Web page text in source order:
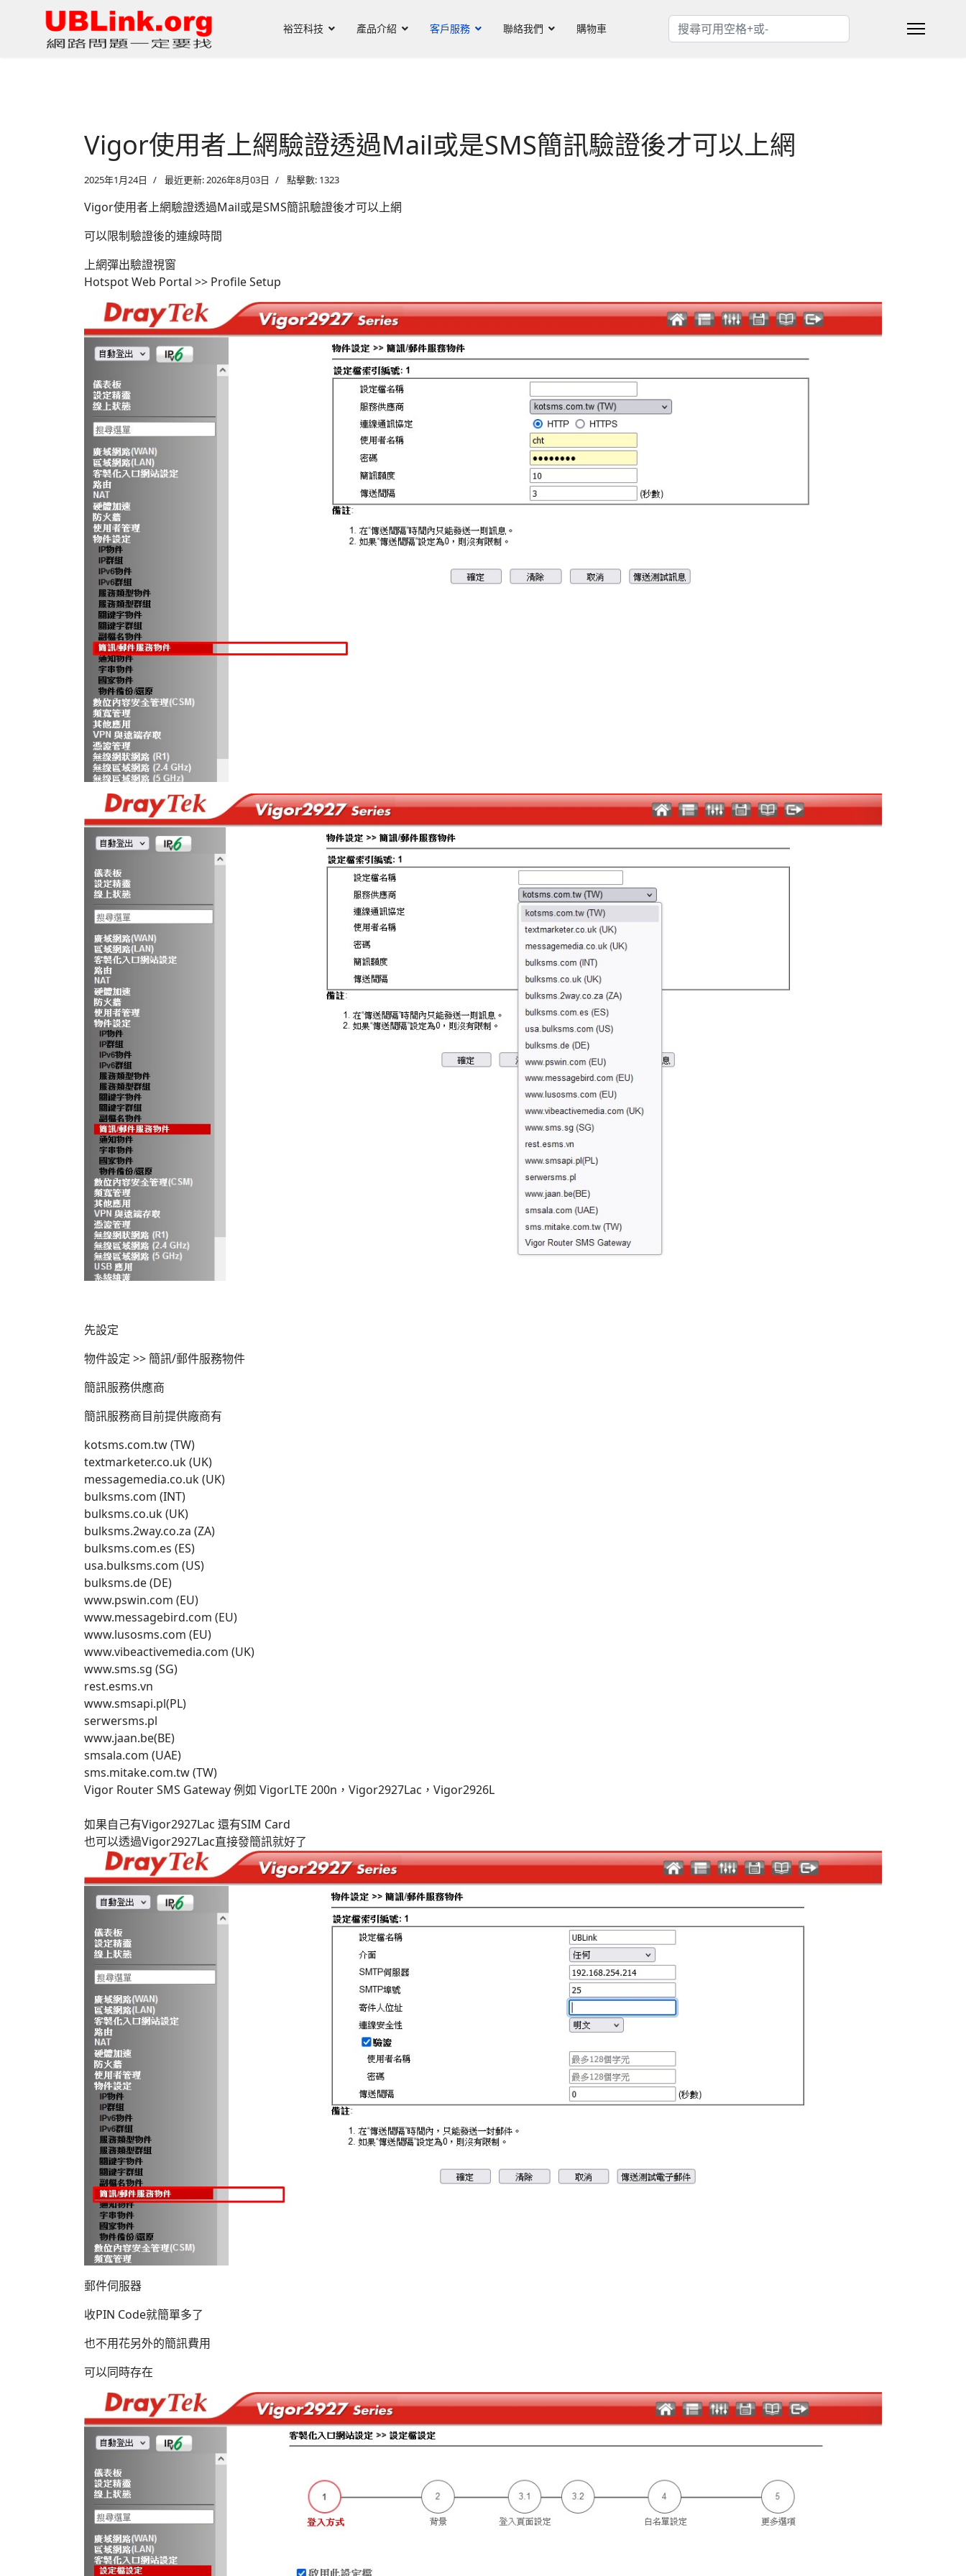
裕笠科技 產品介紹 客戶服務 聯絡我們 購物車
搜索
Vigor使用者上網驗證透過Mail或是SMS簡訊驗證後才可以上網
2025年1月24日 最近更新: 2026年8月03日 點擊數: 1323
Vigor使用者上網驗證透過Mail或是SMS簡訊驗證後才可以上網
可以限制驗證後的連線時間
上網彈出驗證視窗
Hotspot Web Portal >> Profile Setup
先設定
物件設定 >> 簡訊/郵件服務物件
簡訊服務供應商
簡訊服務商目前提供廠商有
kotsms.com.tw (TW)
textmarketer.co.uk (UK)
messagemedia.co.uk (UK)
bulksms.com (INT)
bulksms.co.uk (UK)
bulksms.2way.co.za (ZA)
bulksms.com.es (ES)
usa.bulksms.com (US)
bulksms.de (DE)
www.pswin.com (EU)
www.messagebird.com (EU)
www.lusosms.com (EU)
www.vibeactivemedia.com (UK)
www.sms.sg (SG)
rest.esms.vn
www.smsapi.pl(PL)
serwersms.pl
www.jaan.be(BE)
smsala.com (UAE)
sms.mitake.com.tw (TW)
Vigor Router SMS Gateway 例如 VigorLTE 200n，Vigor2927Lac，Vigor2926L
如果自己有Vigor2927Lac 還有SIM Card
也可以透過Vigor2927Lac直接發簡訊就好了
郵件伺服器
收PIN Code就簡單多了
也不用花另外的簡訊費用
可以同時存在